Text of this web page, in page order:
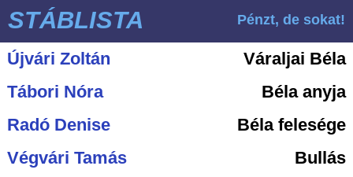
STÁBLISTA Pénzt, de sokat!
Újvári Zoltán
Váraljai Béla
Tábori Nóra
Béla anyja
Radó Denise
Béla felesége
Végvári Tamás
Bullás